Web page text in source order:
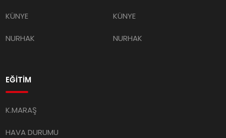
KÜNYE
NURHAK
KÜNYE
NURHAK
EĞİTİM
K.MARAŞ
HAVA DURUMU